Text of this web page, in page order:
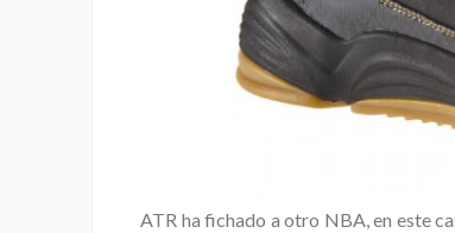
ATR ha fichado a otro NBA, en este